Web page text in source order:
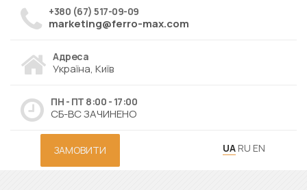
+380 (67) 517-09-09
marketing@ferro-max.com
Адреса
Україна, Київ
ПН - ПТ 8:00 - 17:00
СБ-ВС ЗАЧИНЕНО
ЗАМОВИТИ UA RU EN